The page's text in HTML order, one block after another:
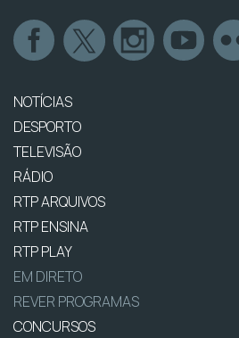
NOTÍCIAS
DESPORTO
TELEVISÃO
RÁDIO
RTP ARQUIVOS
RTP ENSINA
RTP PLAY
EM DIRETO
REVER PROGRAMAS
CONCURSOS